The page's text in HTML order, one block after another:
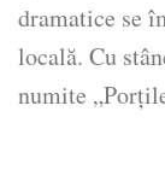
dramatice se
locală. Cu
numite